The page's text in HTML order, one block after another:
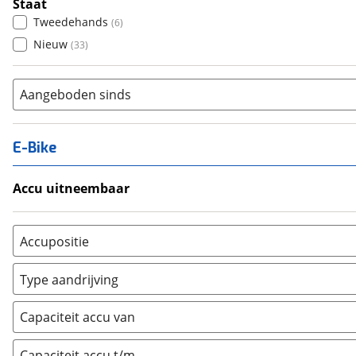
Staat
Tweedehands (6)
Nieuw (33)
Aangeboden sinds
E-Bike
Accu uitneembaar
Nee, vast (0)
Accupositie
Bagagedrager (0)
Frame (0 )
Vloer (0
Achterbank (0)
Type aandrijving
Achterwiel (0)
Trapas
Voorwiel
Capaciteit accu van